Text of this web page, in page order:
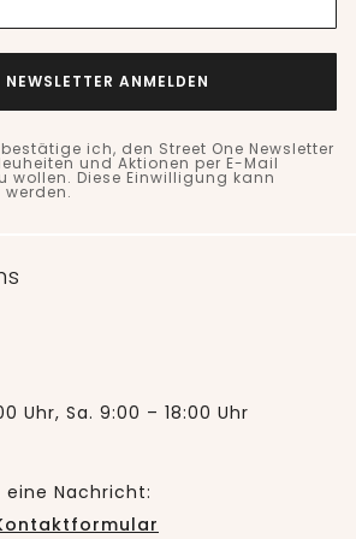
NEWSLETTER ANMELDEN
ich, den Street One Newsletter
und Aktionen per E-Mail
wollen. Diese Einwilligung kann
Uhr, Sa. 9:00 – 18:00 Uhr
Nachricht: